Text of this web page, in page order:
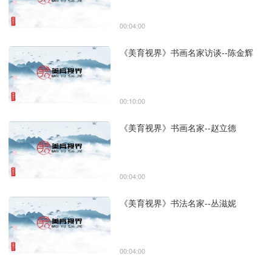
00:04:00
《美育视界》书画名家访谈--陈金辉
00:10:00
《美育视界》书画名家--赵立德
00:04:00
《美育视界》书法名家--丛滋妮
00:04:00